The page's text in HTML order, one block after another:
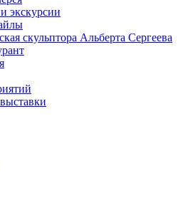
экскурсии
скульптора Альберта Сергеева